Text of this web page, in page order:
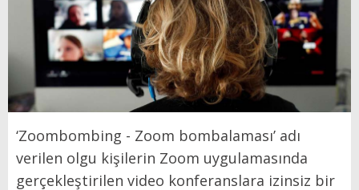
‘Zoombombing - Zoom bombalaması’ adı
verilen olgu kişilerin Zoom uygulamasında
gerçekleştirilen video konferanslara izinsiz bir